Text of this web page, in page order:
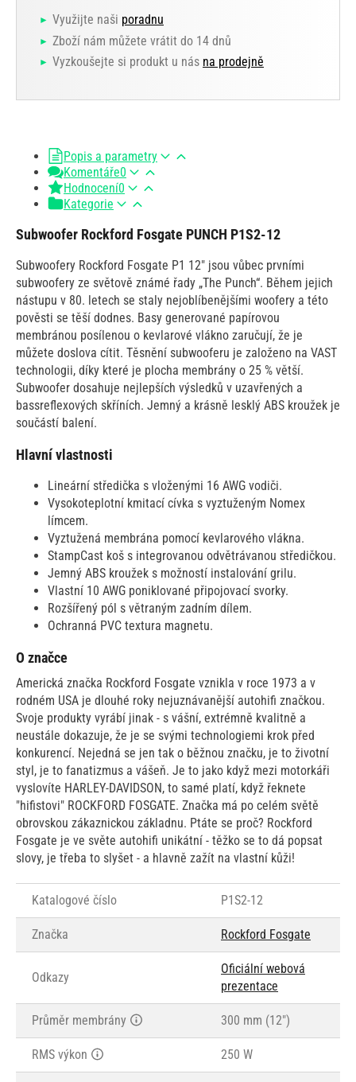
Využijte naši poradnu
Zboží nám můžete vrátit do 14 dnů
Vyzkoušejte si produkt u nás na prodejně
Popis a parametry
Komentáře0
Hodnocení0
Kategorie
Subwoofer Rockford Fosgate PUNCH P1S2-12
Subwoofery Rockford Fosgate P1 12" jsou vůbec prvními
subwoofery ze světově známé řady „The Punch“. Během jejich
nástupu v 80. letech se staly nejoblíbenějšími woofery a této
pověsti se těší dodnes. Basy generované papírovou
membránou posílenou o kevlarové vlákno zaručují, že je
můžete doslova cítit. Těsnění subwooferu je založeno na VAST
technologii, díky které je plocha membrány o 25 % větší.
Subwoofer dosahuje nejlepších výsledků v uzavřených a
bassreflexových skříních. Jemný a krásně lesklý ABS kroužek je
součástí balení.
Hlavní vlastnosti
Lineární středička s vloženými 16 AWG vodiči.
Vysokoteplotní kmitací cívka s vyztuženým Nomex
límcem.
Vyztužená membrána pomocí kevlarového vlákna.
StampCast koš s integrovanou odvětrávanou středičkou.
Jemný ABS kroužek s možností instalování grilu.
Vlastní 10 AWG poniklované připojovací svorky.
Rozšířený pól s větraným zadním dílem.
Ochranná PVC textura magnetu.
O značce
Americká značka Rockford Fosgate vznikla v roce 1973 a v
rodném USA je dlouhé roky nejuznávanější autohifi značkou.
Svoje produkty vyrábí jinak - s vášní, extrémně kvalitně a
neustále dokazuje, že je se svými technologiemi krok před
konkurencí. Nejedná se jen tak o běžnou značku, je to životní
styl, je to fanatizmus a vášeň. Je to jako když mezi motorkáři
vyslovíte HARLEY-DAVIDSON, to samé platí, když řeknete
"hifistovi" ROCKFORD FOSGATE. Značka má po celém světě
obrovskou zákaznickou základnu. Ptáte se proč? Rockford
Fosgate je ve světe autohifi unikátní - těžko se to dá popsat
slovy, je třeba to slyšet - a hlavně zažít na vlastní kůži!
Katalogové číslo P1S2-12
Značka Rockford Fosgate
Odkazy
Oficiální webová
prezentace
Průměr membrány 300 mm (12")
RMS výkon 250 W